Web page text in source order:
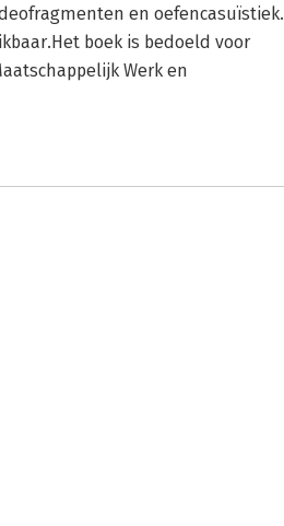
en oefencasuïstiek.
boek is bedoeld voor
Werk en